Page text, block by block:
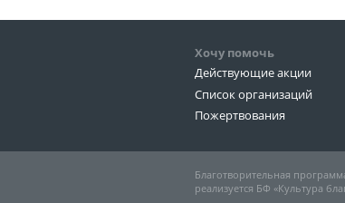
Хочу помочь
Действующие акции
Список организаций
Пожертвования
Благотворительная
реализуется БФ «Культура